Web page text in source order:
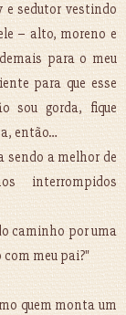
e sedutor vestindo
– alto, moreno e
para o meu
para que esse
sou gorda, fique
então…
sendo a melhor de
interrompidos
caminho por uma
meu pai?"
quem monta um